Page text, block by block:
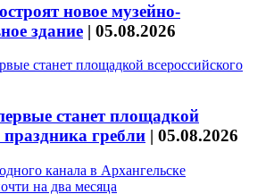
новое музейно-
здание | 05.08.2026
станет площадкой
праздника гребли | 05.08.2026